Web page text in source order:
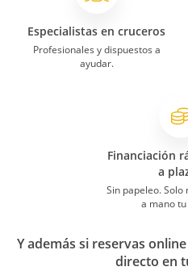
Especialistas en cruceros
Profesionales y dispuestos a
ayudar.
Financiación
a
Sin papeleo.
a mano
Y además si reservas
directo en